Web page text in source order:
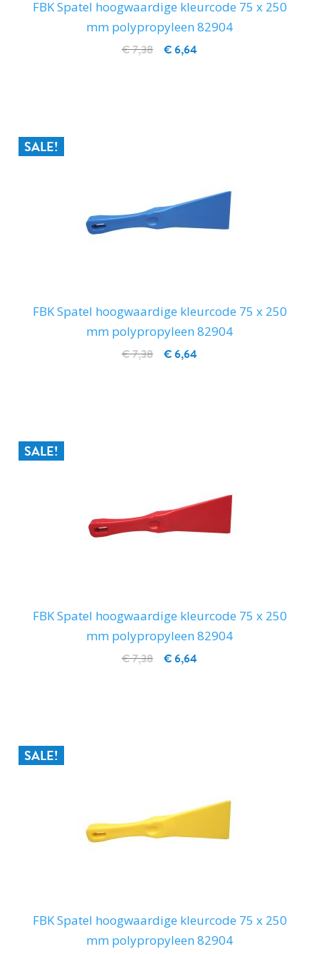
FBK Spatel hoogwaardige kleurcode 75 x 250
mm polypropyleen 82904
€ 6,64
€ 7,38
SALE!
FBK Spatel hoogwaardige kleurcode 75 x 250
mm polypropyleen 82904
€ 6,64
€ 7,38
SALE!
FBK Spatel hoogwaardige kleurcode 75 x 250
mm polypropyleen 82904
€ 6,64
€ 7,38
SALE!
FBK Spatel hoogwaardige kleurcode 75 x 250
mm polypropyleen 82904